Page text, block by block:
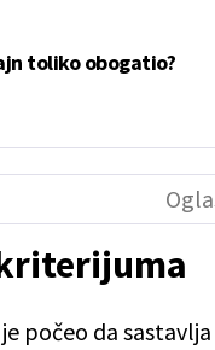
toliko obogatio?
počeo da